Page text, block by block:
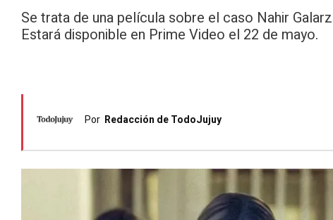
Se trata de una película sobre el caso Nahir
Estará disponible en Prime Video el 22 de mayo.
Por Redacción de TodoJujuy